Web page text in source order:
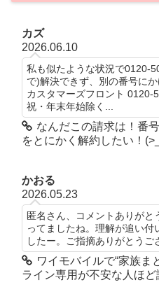
カズ
2026.06.10
私も似たような状況で0120-
で)解決できず、別の番号に
カスタマーズフロント 0120-
祝・年末年始除く...
なんだこの請求は！番
をとにかく解約したい！
かおる
2026.05.23
匿名さん、コメントありが
ってましたね。理解が追い付
したー。ご指摘ありがとうご
ワイモバイルで“家族ま
ライン専用が不安な人ほ